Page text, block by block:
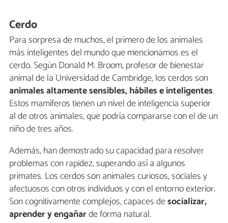
Cerdo
Para sorpresa de muchos, el primero de los animales
más inteligentes del mundo que mencionamos es el
cerdo. Según Donald M. Broom, profesor de bienestar
animal de la Universidad de Cambridge, los cerdos son
animales altamente sensibles, hábiles e inteligentes.
Estos mamíferos tienen un nivel de inteligencia superior
al de otros animales, que podría compararse con el de un
niño de tres años.
Además, han demostrado su capacidad para resolver
problemas con rapidez, superando así a algunos
primates. Los cerdos son animales curiosos, sociales y
afectuosos con otros individuos y con el entorno exterior.
Son cognitivamente complejos, capaces desocializar,
aprender y engañarde forma natural.